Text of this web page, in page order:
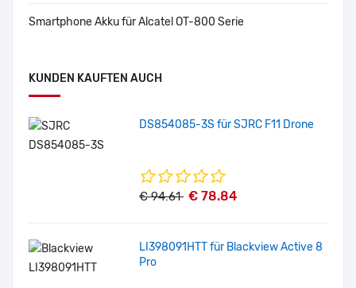
Smartphone Akku für Alcatel OT-800 Serie
KUNDEN KAUFTEN AUCH
DS854085-3S für SJRC F11 Drone
€ 94.61 € 78.84
LI398091HTT für Blackview Active 8
Pro